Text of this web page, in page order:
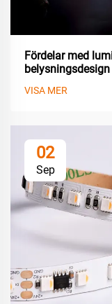
Fördelar med
belysningsdesign
VISA MER
02
Sep